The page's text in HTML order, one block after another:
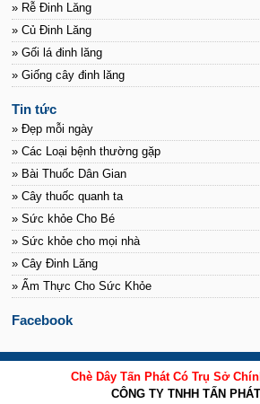
» Rễ Đinh Lăng
» Củ Đinh Lăng
» Gối lá đinh lăng
» Giống cây đinh lăng
Tin tức
» Đẹp mỗi ngày
» Các Loại bệnh thường gặp
» Bài Thuốc Dân Gian
» Cây thuốc quanh ta
» Sức khỏe Cho Bé
» Sức khỏe cho mọi nhà
» Cây Đinh Lăng
» Ẩm Thực Cho Sức Khỏe
Facebook
Chè Dây Tấn Phát Có Trụ Sở
CÔNG TY TNHH TẤN